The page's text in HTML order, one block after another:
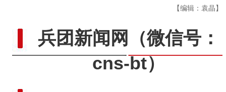
【编辑：袁晶】
兵团新闻网
（微信号：
cns-bt）